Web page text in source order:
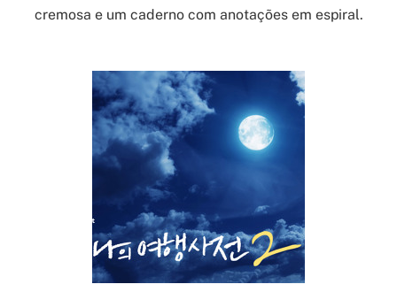
cremosa e um caderno com anotações em espiral.